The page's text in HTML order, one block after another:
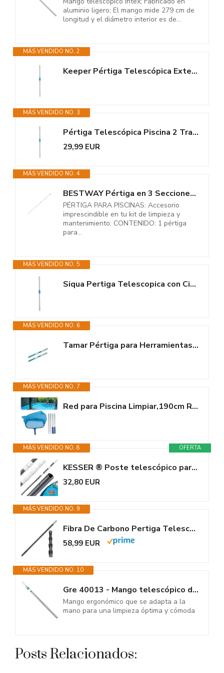
aluminio ligero; El mango mide 279 cm de
longitud y el diámetro interior es de...
MÁS VENDIDO NO. 2
Keeper Pértiga Telescópica Extensible para Piscinas 2,40–4,80 m, Mango...
MÁS VENDIDO NO. 3
Pértiga Telescópica Piscina 2 Tramos 1,2 a 2,4m Keeper. Mango Aluminio...
29,99 EUR
MÁS VENDIDO NO. 4
BESTWAY Pértiga en 3 Secciones 360 cm para Limpieza y Mantenimiento de...
PÉRTIGA PARA PISCINAS: Accesorio
imprescindible en tu kit de limpieza y
mantenimiento; CONTENIDO: 1 pértiga
para...
MÁS VENDIDO NO. 5
Siqua Pertiga Telescopica con Cierre de Clip y Palomilla. 5M Extensible....
MÁS VENDIDO NO. 6
Tamar Pértiga para Herramientas De Piscina 240 cm / 480 cm
MÁS VENDIDO NO. 7
Red para Piscina Limpiar,190cm Recoge Hojas para Piscinas,Red de Piscina...
OFERTA
MÁS VENDIDO NO. 8
KESSER ® Poste telescópico para Piscina Poste para Piscina de Aluminio |...
32,80 EUR
MÁS VENDIDO NO. 9
Fibra De Carbono Pertiga Telescopica Piscina 3,65m, Recoge Hojas para...
58,99 EUR
MÁS VENDIDO NO. 10
Gre 40013 - Mango telescópico de Aluminio de 2,4 Metros (2 tramos x...
Mango ergonómico que se adapta a la
mano para una limpieza óptima y cómoda
Posts Relacionados: